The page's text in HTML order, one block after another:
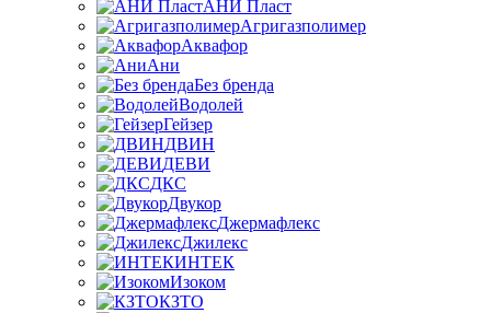
АНИ Пласт
Агригазполимер
Аквафор
Ани
Без бренда
Водолей
Гейзер
ДВИН
ДЕВИ
ДКС
Двукор
Джермафлекс
Джилекс
ИНТЕК
Изоком
КЗТО